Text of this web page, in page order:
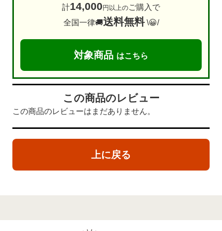
計14,000 円以上のご購入で
全国一律🚚送料無料\😀/
対象商品 はこちら
この商品のレビュー
この商品のレビューはまだありません。
上に戻る